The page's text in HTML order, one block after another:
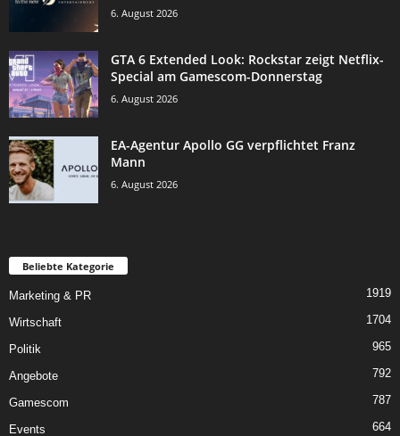
6. August 2026
GTA 6 Extended Look: Rockstar zeigt Netflix-
Special am Gamescom-Donnerstag
6. August 2026
EA-Agentur Apollo GG verpflichtet Franz
Mann
6. August 2026
Beliebte Kategorie
Marketing & PR 1919
Wirtschaft 1704
Politik 965
Angebote 792
Gamescom 787
Events 664